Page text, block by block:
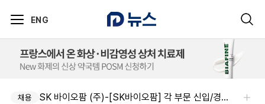
ENG
채용 SK 바이오팜 (주)-[SK바이오팜] 각 부문 신입/경력 구성원 영입